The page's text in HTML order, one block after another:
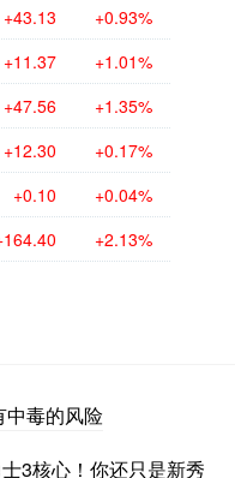
+43.13 +0.93%
+11.37 +1.01%
+47.56 +1.35%
+12.30 +0.17%
+0.10 +0.04%
+2.13%
中毒的风险
3核心！你还只是新秀